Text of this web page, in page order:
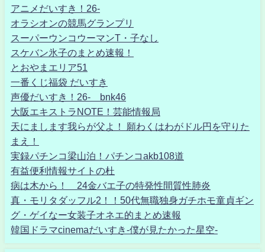
アニメだいすき！26-
オラシオンの競馬グランプリ
スーパーウンコウーマンT・子なし
スケバン氷子のまとめ速報！
とおやまエリア51
一番くじ福袋 だいすき
声優だいすき！26- bnk46
大阪エキストラNOTE！芸能情報局
天にまします我らが父よ！ 願わくはわがドル円を守りた
まえ！
実録パチンコ梁山泊！パチンコakb108道
有益便利情報サイトの杜
病は木から！ 24金バエ子の特発性間質性肺炎
真・モリタダッフル2！！50代無職独身ガチホモ童貞ギン
グ・ゲイなー女装子オネエ的まとめ速報
韓国ドラマcinemaだいすき-僕が見たかった星空-